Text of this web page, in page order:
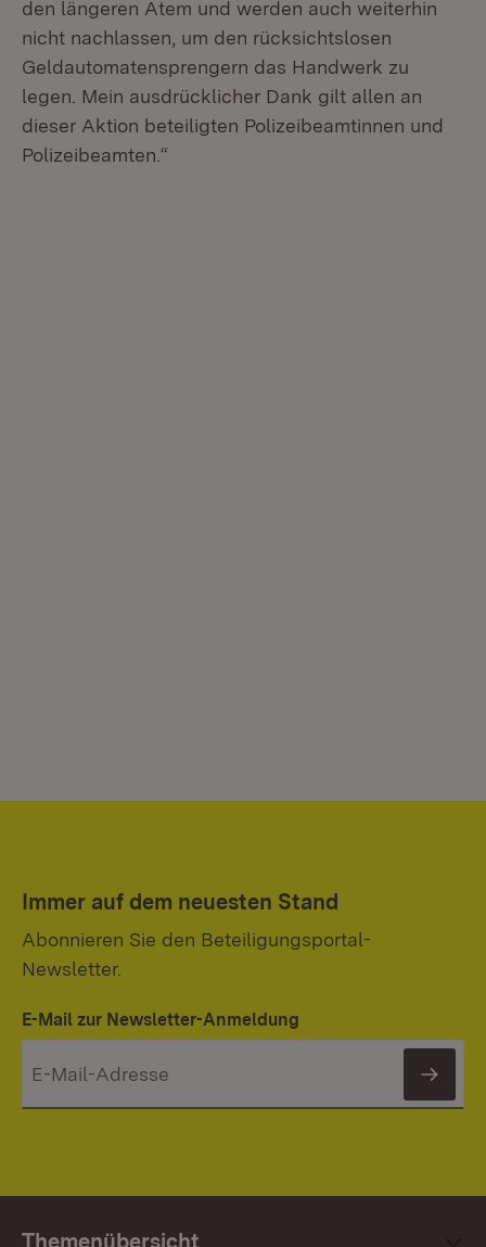
den längeren Atem und werden auch weiterhin
nicht nachlassen, um den rücksichtslosen
Geldautomatensprengern das Handwerk zu
legen. Mein ausdrücklicher Dank gilt allen an
dieser Aktion beteiligten Polizeibeamtinnen und
Polizeibeamten.“
Immer auf dem neuesten Stand
Abonnieren Sie den Beteiligungsportal-
Newsletter.
E-Mail zur Newsletter-Anmeldung